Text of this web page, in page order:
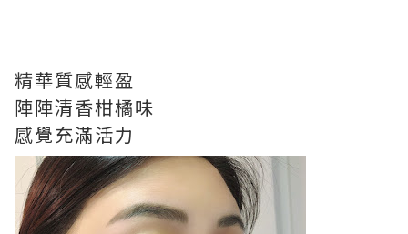
精華質感輕盈
陣陣清香柑橘味
感覺充滿活力